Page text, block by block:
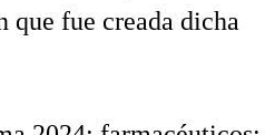
que fue creada dicha